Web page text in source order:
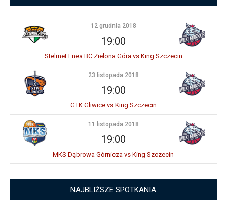
12 grudnia 2018
19:00
Stelmet Enea BC Zielona Góra vs King Szczecin
23 listopada 2018
19:00
GTK Gliwice vs King Szczecin
11 listopada 2018
19:00
MKS Dąbrowa Górnicza vs King Szczecin
NAJBLIŻSZE SPOTKANIA